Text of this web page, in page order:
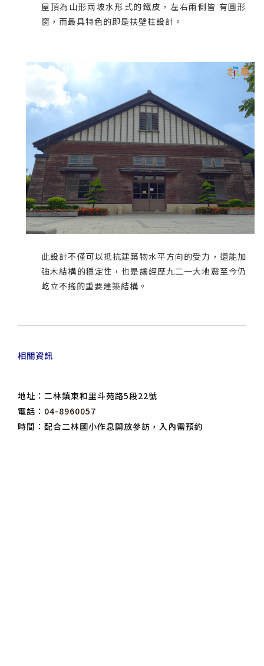
屋頂為山形兩坡水形式的鐵皮，左右兩側皆 有圓形
窗，而最具特色的即是扶壁柱設計。
此設計不僅可以抵抗建築物水平方向的受力，還能加
強木結構的穩定性，也是讓經歷九二一大地震至今仍
屹立不搖的重要建築結構。
相關資訊
地址：二林鎮東和里斗苑路5段22號
電話： 04-8960057
時間：配合二林國小作息開放參訪，入內需預約